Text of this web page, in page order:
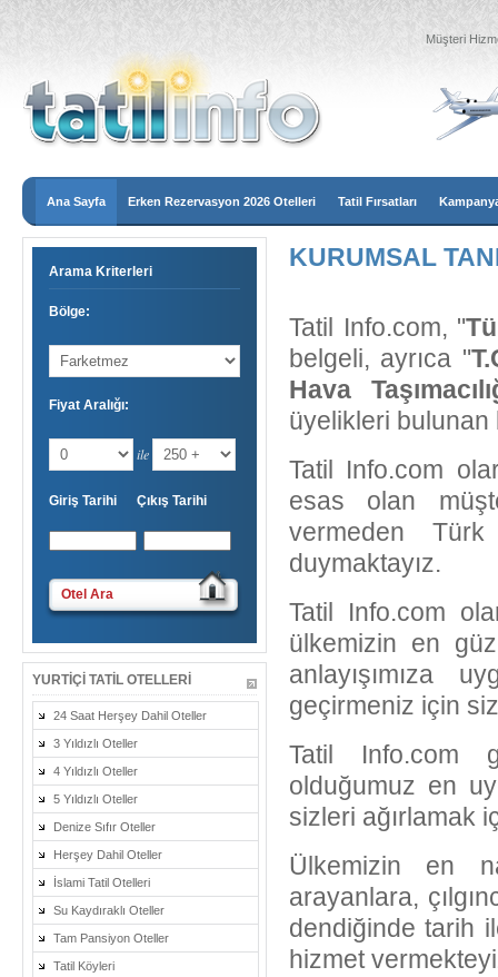
Müşteri
Ana Sayfa Erken Rezervasyon 2026 Otelleri Tatil Fırsatları
Arama Kriterleri
Bölge:
Fiyat Aralığı:
ile
Giriş Tarihi Çıkış Tarihi
Otel Ara
YURTIÇI TATIL OTELLERI
24 Saat Herşey Dahil Oteller
3 Yıldızlı Oteller
4 Yıldızlı Oteller
5 Yıldızlı Oteller
Denize Sıfır Oteller
Herşey Dahil Oteller
İslami Tatil Otelleri
Su Kaydıraklı Oteller
Tam Pansiyon Oteller
Tatil Köyleri
KURUMSAL
Tatil Info.com, "
belgeli, ayrıca "
Hava
üyelikleri bulunan
Tatil Info.com
esas olan
vermeden
duymaktayız.
Tatil Info.com
ülkemizin en
anlayışımıza
geçirmeniz için
Tatil Info.com
olduğumuz en
sizleri ağırlamak
Ülkemizin en
arayanlara,
dendiğinde tarih
hizmet